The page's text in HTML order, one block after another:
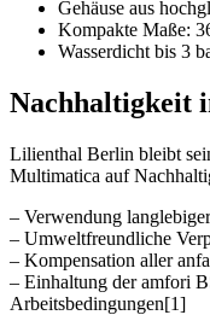
Gehäuse aus
Kompakte Maße:
Wasserdicht bis 3
Nachhaltigkeit
Lilienthal Berlin bleibt
Multimatica auf
– Verwendung
– Umweltfreundliche
– Kompensation aller
– Einhaltung der amfori
Arbeitsbedingungen[1]